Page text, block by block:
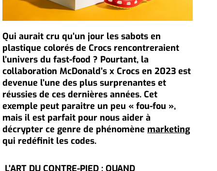
Qui aurait cru qu’un jour les sabots en
plastique colorés de Crocs rencontreraient
l’univers du fast-food ? Pourtant, la
collaboration McDonald’s x Crocs en 2023 est
devenue l’une des plus surprenantes et
réussies de ces dernières années. Cet
exemple peut paraitre un peu « fou-fou »,
mais il est parfait pour nous aider à
décrypter ce genre de phénomène marketing
qui redéfinit les codes.
L'ART DU CONTRE-PIED : QUAND